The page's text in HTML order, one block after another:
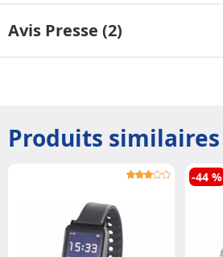
Avis Presse (2)
Produits similaires
-44 %